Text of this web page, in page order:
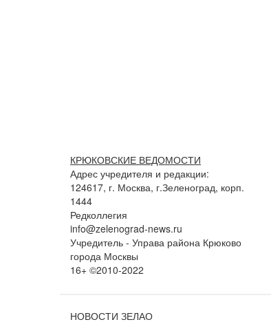
КРЮКОВСКИЕ ВЕДОМОСТИ
Адрес учредителя и редакции:
124617, г. Москва, г.Зеленоград, корп.
1444
Редколлегия
info@zelenograd-news.ru
Учредитель - Управа района Крюково
города Москвы
16+ ©2010-2022
НОВОСТИ ЗЕЛАО